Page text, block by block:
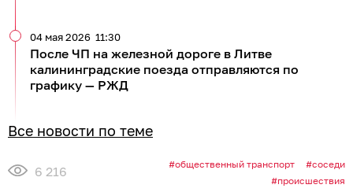
После ЧП на железной дороге в Литве
калининградские поезда отправляются по
графику — РЖД
04 мая 2026 11:30
Все новости по теме
6 216 общественный транспорт
соседи
происшествия